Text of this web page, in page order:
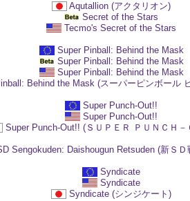
Aqutallion (アクタリオン)
Secret of the Stars
Tecmo's Secret of the Stars
Super Pinball: Behind the Mask
Super Pinball: Behind the Mask
Super Pinball: Behind the Mask
Behind the Mask (スーパーピンボール
Super Punch-Out!!
Super Punch-Out!!
Super Punch-Out!! (ＳＵＰＥＲ ＰＵＮＣＨ－
Sengokuden: Daishougun Retsuden (新Ｓ
Syndicate
Syndicate
Syndicate (シンジケート)